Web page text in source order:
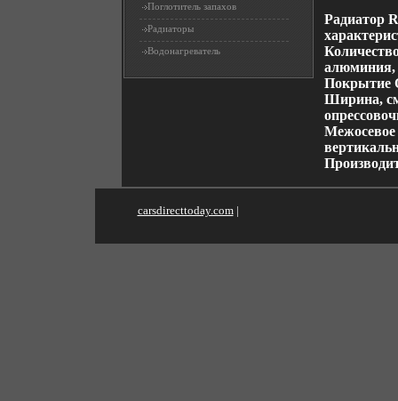
Поглотитель запахов
Радиаторы
Водонагреватель
Радиатор
алюминия,
Покрытие
Ширина, см
carsdirecttoday.com|